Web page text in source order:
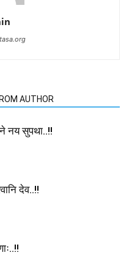
AUTHOR
नय सुपथा..!!
देव..!!